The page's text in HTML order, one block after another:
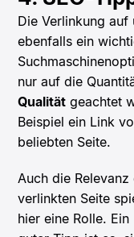
Die Verlinkung auf
ebenfalls ein
nur auf die
Qualität geachtet
Beispiel ein Link
beliebten Seite.
Auch die Relevanz
verlinkten Seite
hier eine Rolle. Ein